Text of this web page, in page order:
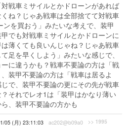
戦車ミサイルとかドローンがあれば
ね？じゃあ戦車は全部捨てて対戦車
ンを買おう」みたいな考えで、装甲
でも対戦車ミサイルとかドローンに
薄くても良いんじゃね？じゃあ戦車
足を早くしよう」みたいな感じで、
に違うかも？戦車不要論の方は「戦
装甲不要論の方は「戦車は居るよ
で、装甲不要論の更にその先が戦車
それでレオ1は「装甲はかなり薄い
、装甲不要論の方かも
05 (月) 23:11:03 ac202@b09a0 >> 1995